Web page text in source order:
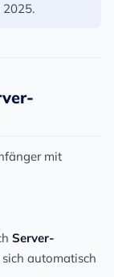
mit
Server-
automatisch